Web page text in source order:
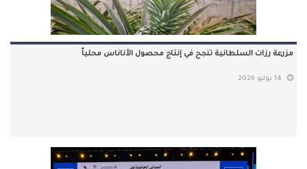
مزرعة رزات السلطانية تنجح في إنتاج محصول الأناناس محلياً
14 يوليو 2026